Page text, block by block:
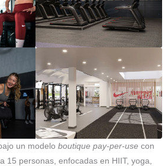
un modelo boutique pay-per-use con
15 personas, enfocadas en HIIT, yoga,